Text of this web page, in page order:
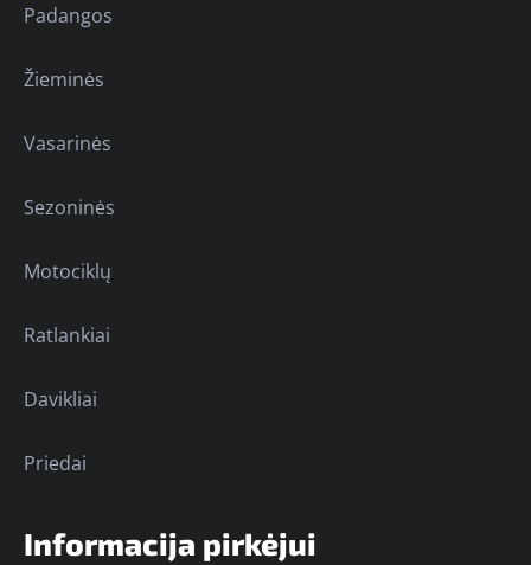
Padangos
Žieminės
Vasarinės
Sezoninės
Motociklų
Ratlankiai
Davikliai
Priedai
Informacija pirkėjui